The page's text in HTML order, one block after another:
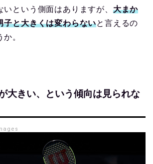
という側面はありますが、 大まか
子と大きくは変わらないと言えるの
。
大きい、という傾向は見られな